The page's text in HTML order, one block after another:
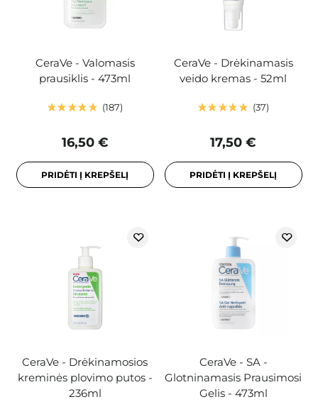
CeraVe - Valomasis
prausiklis - 473ml
187
16,50 €
PRIDĖTI Į KREPŠELĮ
CeraVe - Drėkinamasis
veido kremas - 52ml
37
17,50 €
PRIDĖTI Į KREPŠELĮ
CeraVe - Drėkinamosios
kreminės plovimo putos -
236ml
CeraVe - SA -
Glotninamasis Prausimosi
Gelis - 473ml